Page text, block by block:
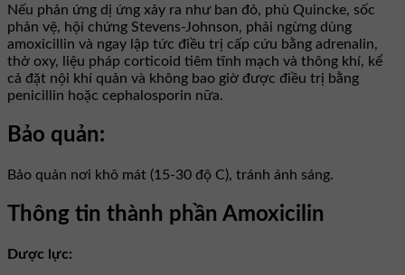
Nếu phản ứng dị ứng xảy ra như ban đỏ, phù Quincke, sốc
phản vệ, hội chứng Stevens-Johnson, phải ngừng dùng
amoxicillin và ngay lập tức điều trị cấp cứu bằng adrenalin,
thở oxy, liệu pháp corticoid tiêm tĩnh mạch và thông khí, kể
cả đặt nội khí quản và không bao giờ được điều trị bằng
penicillin hoặc cephalosporin nữa.
Bảo quản:
Bảo quản nơi khô mát (15-30 độ C), tránh ánh sáng.
Thông tin thành phần Amoxicilin
Dược lực: